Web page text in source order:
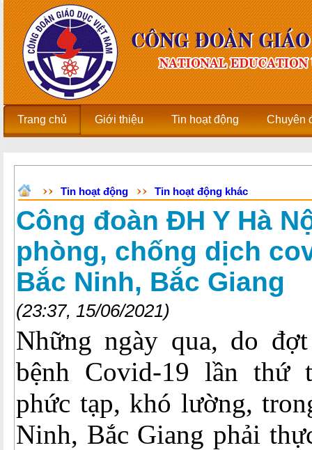
Trang chủ Giới thiệu Tin hoạt động Chuyên
Tin hoạt động Tin hoạt động khác
Công đoàn ĐH Y Hà
phòng, chống dịch
Bắc Ninh, Bắc Giang
(23:37, 15/06/2021)
Những ngày qua, do
bệnh Covid-19 lần thứ
phức tạp, khó lường,
Ninh, Bắc Giang phải